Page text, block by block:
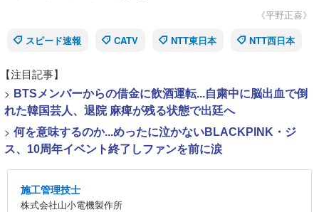
《平野正喜》
スピード速報
CATV NTT東日本 NTT西日本
【注目記事】
> BTSメンバーからの借金に飲酒運転...自粛中に脳出血で倒
れた韓国芸人、退院 麻痺が残る状態で出廷へ
> 何を意味するのか...めったに泣かないBLACKPINK・ジ
ス、10周年イベント終了しファンを前に涙
施工管理技士
株式会社山小電機製作所